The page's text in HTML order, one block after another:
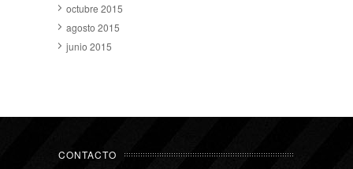
octubre 2015
agosto 2015
junio 2015
CONTACTO